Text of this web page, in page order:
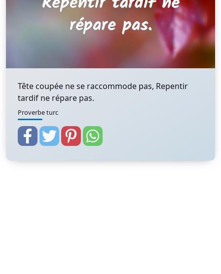
Tête coupée ne se raccommode pas, Repentir
tardif ne répare pas.
Proverbe turc